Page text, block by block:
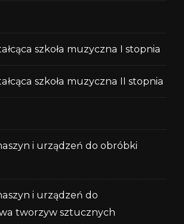
szkoła muzyczna I stopnia
szkoła muzyczna II stopnia
i urządzeń do obróbki
i urządzeń do
tworzyw sztucznych